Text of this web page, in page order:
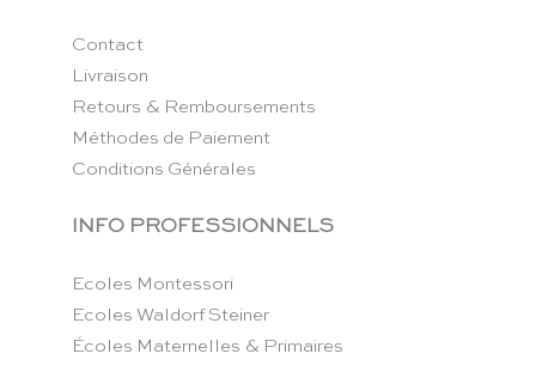
Contact
Livraison
Retours & Remboursements
Méthodes de Paiement
Conditions Générales
INFO PROFESSIONNELS
Ecoles Montessori
Ecoles Waldorf Steiner
Écoles Maternelles & Primaires